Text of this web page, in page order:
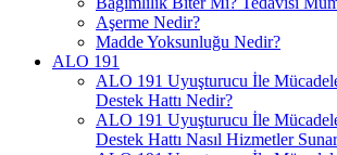
Aşerme Nedir?
Madde Yoksunluğu Nedir?
ALO 191
ALO 191 Uyuşturucu İle
Destek Hattı Nedir?
ALO 191 Uyuşturucu İle
Destek Hattı Nasıl Hizmetler